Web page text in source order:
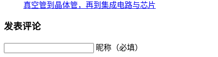
真空管到晶体管，再到集成电路与芯片
发表评论
昵称（必填）